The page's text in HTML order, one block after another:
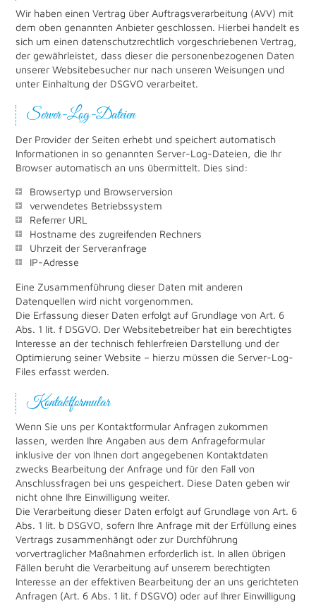
Wir haben einen Vertrag über Auftragsverarbeitung (AVV) mit
dem oben genannten Anbieter geschlossen. Hierbei handelt es
sich um einen datenschutzrechtlich vorgeschriebenen Vertrag,
der gewährleistet, dass dieser die personenbezogenen Daten
unserer Websitebesucher nur nach unseren Weisungen und
unter Einhaltung der DSGVO verarbeitet.
Server-Log-Dateien
Der Provider der Seiten erhebt und speichert automatisch
Informationen in so genannten Server-Log-Dateien, die Ihr
Browser automatisch an uns übermittelt. Dies sind:
Browsertyp und Browserversion
verwendetes Betriebssystem
Referrer URL
Hostname des zugreifenden Rechners
Uhrzeit der Serveranfrage
IP-Adresse
Eine Zusammenführung dieser Daten mit anderen
Datenquellen wird nicht vorgenommen.
Die Erfassung dieser Daten erfolgt auf Grundlage von Art. 6
Abs. 1 lit. f DSGVO. Der Websitebetreiber hat ein berechtigtes
Interesse an der technisch fehlerfreien Darstellung und der
Optimierung seiner Website – hierzu müssen die Server-Log-
Files erfasst werden.
Kontaktformular
Wenn Sie uns per Kontaktformular Anfragen zukommen
lassen, werden Ihre Angaben aus dem Anfrageformular
inklusive der von Ihnen dort angegebenen Kontaktdaten
zwecks Bearbeitung der Anfrage und für den Fall von
Anschlussfragen bei uns gespeichert. Diese Daten geben wir
nicht ohne Ihre Einwilligung weiter.
Die Verarbeitung dieser Daten erfolgt auf Grundlage von Art. 6
Abs. 1 lit. b DSGVO, sofern Ihre Anfrage mit der Erfüllung eines
Vertrags zusammenhängt oder zur Durchführung
vorvertraglicher Maßnahmen erforderlich ist. In allen übrigen
Fällen beruht die Verarbeitung auf unserem berechtigten
Interesse an der effektiven Bearbeitung der an uns gerichteten
Anfragen (Art. 6 Abs. 1 lit. f DSGVO) oder auf Ihrer Einwilligung